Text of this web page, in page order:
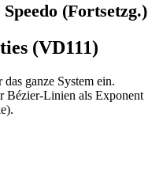
(Fortsetzg.)
(VD111)
ganze System ein.
Bézier-Linien als Exponent